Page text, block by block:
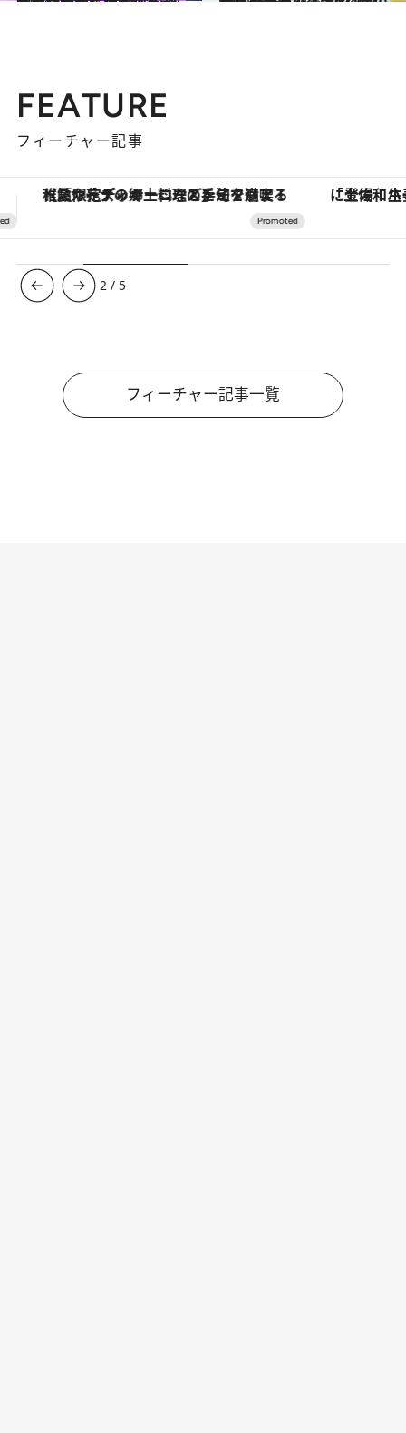
FEATURE
フィーチャー記事
「土佐和ハーブかき氷」がOMO7高知に登場！生姜、山椒、大葉など目にも舌にも涼を呼ぶ郷土の味 【銀座で出合う最旬美容】美髪ケアや上質
3 / 5
フィーチャー記事一覧